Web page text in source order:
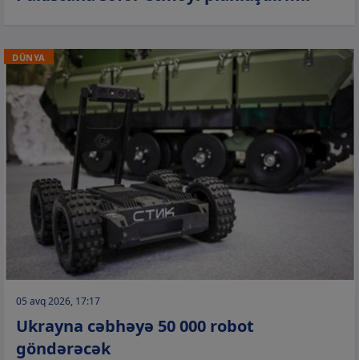
DÜNYA
05 avq 2026, 17:17
Ukrayna cəbhəyə 50 000 robot
göndərəcək